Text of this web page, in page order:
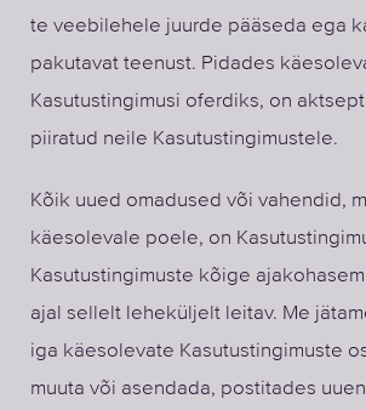
te veebilehele juurde pääseda ega
pakutavat teenust. Pidades
Kasutustingimusi oferdiks, on
piiratud neile Kasutustingimustele.
Kõik uued omadused või vahendid,
käesolevale poele, on
Kasutustingimuste kõige
ajal sellelt leheküljelt leitav. Me
iga käesolevate Kasutustingimuste
muuta või asendada, postitades